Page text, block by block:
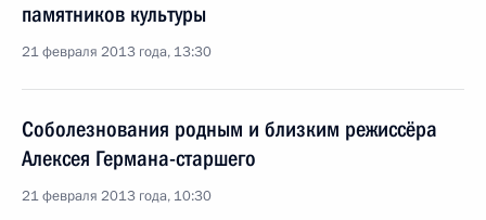
памятников культуры
21 февраля 2013 года, 13:30
Соболезнования родным и близким режиссёра
Алексея Германа-старшего
21 февраля 2013 года, 10:30